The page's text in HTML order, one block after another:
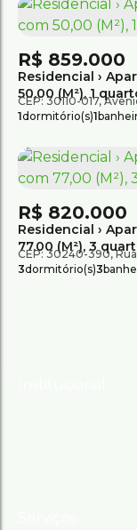
Residencial ›
50,00 (M²), 1
R$ 859.000
CEP: 30110-017,
1dormitório(s)1
Residencial ›
77,00 (M²), 3
R$ 820.000
CEP: 30240-390,
3dormitório(s)3